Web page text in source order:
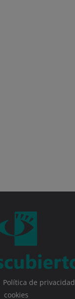
Política de privacidad
cookies